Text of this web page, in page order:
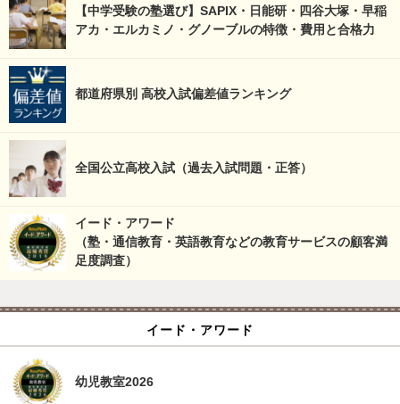
【中学受験の塾選び】SAPIX・日能研・四谷大塚・早稲
アカ・エルカミノ・グノーブルの特徴・費用と合格力
都道府県別 高校入試偏差値ランキング
全国公立高校入試（過去入試問題・正答）
イード・アワード
（塾・通信教育・英語教育などの教育サービスの顧客満
足度調査）
イード・アワード
幼児教室2026